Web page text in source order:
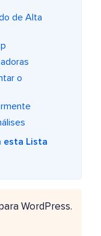
de Alta
o
esta Lista
WordPress.